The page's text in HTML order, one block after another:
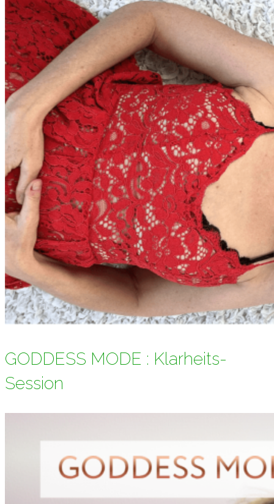
GODDESS MODE : Klarheits-
Session